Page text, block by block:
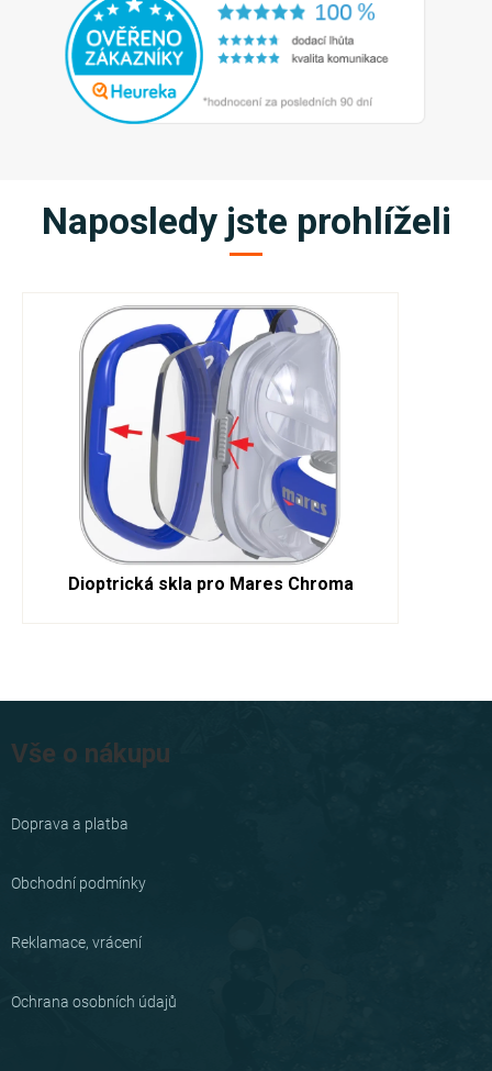
Naposledy jste prohlíželi
Dioptrická skla pro Mares Chroma
á
a
Vše o nákupu
Doprava a platba
Obchodní podmínky
Reklamace, vrácení
Ochrana osobních údajů